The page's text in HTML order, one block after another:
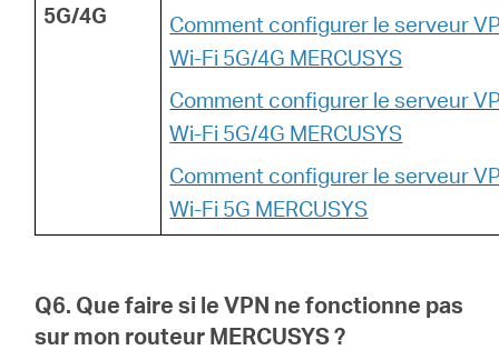
5G/4G
Comment configurer le serveur
Wi-Fi 5G/4G MERCUSYS
Comment configurer le serveur
Wi-Fi 5G/4G MERCUSYS
Comment configurer le serveur
Wi-Fi 5G MERCUSYS
Q6. Que faire si le VPN ne fonctionne pas
sur mon routeur MERCUSYS ?